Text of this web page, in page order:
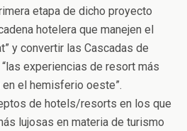
etapa de dicho proyecto
hotelera que manejen el
y convertir las Cascadas de
experiencias de resort más
el hemisferio oeste”.
de hotels/resorts en los que
lujosas en materia de turismo